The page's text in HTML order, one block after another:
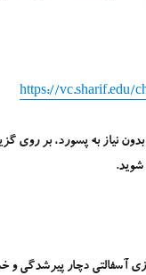
https://vc.sharif.edu/
بدون نیاز به پسورد، بر روی
شوید.
آسفالتی دچار پیرشدگی و